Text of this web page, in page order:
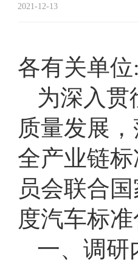
2021-12-13
各有关单
为深入贯
质量发展
全产业链
员会联合
度汽车标
一、调研